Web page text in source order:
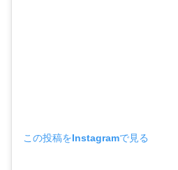
この投稿をInstagramで見る